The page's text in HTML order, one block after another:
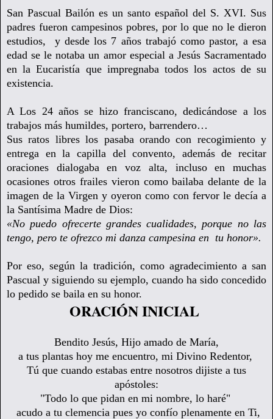
San Pascual Bailón es un santo español del S. XVI. Sus
padres fueron campesinos pobres, por lo que no le dieron
estudios, y desde los 7 años trabajó como pastor, a esa
edad se le notaba un amor especial a Jesús Sacramentado
en la Eucaristía que impregnaba todos los actos de su
existencia.
A Los 24 años se hizo franciscano, dedicándose a los
trabajos más humildes, portero, barrendero…
Sus ratos libres los pasaba orando con recogimiento y
entrega en la capilla del convento, además de recitar
oraciones dialogaba en voz alta, incluso en muchas
ocasiones otros frailes vieron como bailaba delante de la
imagen de la Virgen y oyeron como con fervor le decía a
la Santísima Madre de Dios:
«No puedo ofrecerte grandes cualidades, porque no las
tengo, pero te ofrezco mi danza campesina en tu honor».
Por eso, según la tradición, como agradecimiento a san
Pascual y siguiendo su ejemplo, cuando ha sido concedido
lo pedido se baila en su honor.
ORACIÓN INICIAL
Bendito Jesús, Hijo amado de María,
a tus plantas hoy me encuentro, mi Divino Redentor,
Tú que cuando estabas entre nosotros dijiste a tus
apóstoles:
"Todo lo que pidan en mi nombre, lo haré"
acudo a tu clemencia pues yo confío plenamente en Ti,